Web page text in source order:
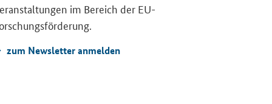
im Be­reich der EU-​
zum News­let­ter an­mel­den